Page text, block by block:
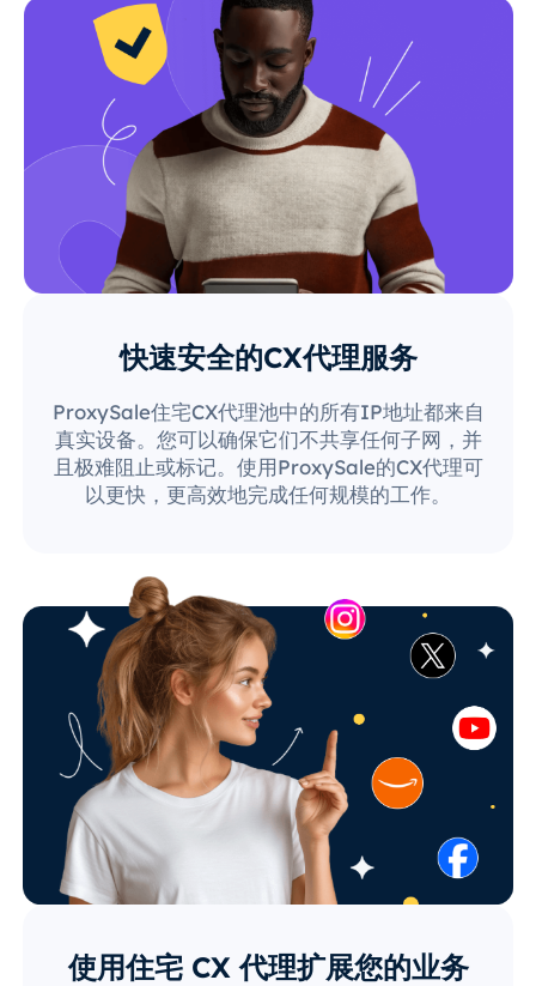
快速安全的CX代理服务
ProxySale住宅CX代理池中的所有IP地址都来自
真实设备。您可以确保它们不共享任何子网，并
且极难阻止或标记。使用ProxySale的CX代理可
以更快，更高效地完成任何规模的工作。
使用住宅 CX 代理扩展您的业务